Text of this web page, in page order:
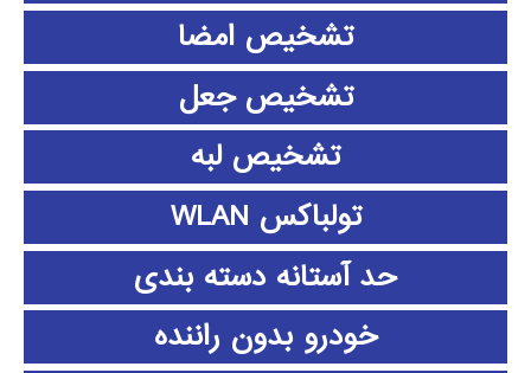
تشخیص امضا
تشخیص جعل
تشخیص لبه
تولباکس WLAN
حد آستانه دسته بندی
خودرو بدون راننده